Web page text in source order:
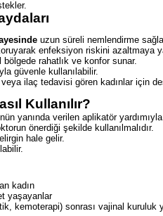
uzun süreli nemlendirme
enfeksiyon riskini azaltmaya
bölgede rahatlık ve konfor sunar.
güvenle kullanılabilir.
ilaç tedavisi gören kadınlar için
Kullanılır?
yanında verilen aplikatör yardımıyla
önerdiği şekilde kullanılmalıdır.
hale gelir.
kadın
yaşayanlar
kemoterapi) sonrası vajinal kuruluk